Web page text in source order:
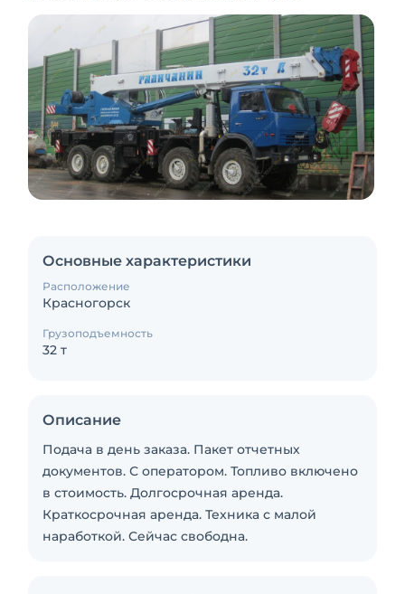
Основные характеристики
Расположение
Красногорск
Грузоподъемность
32 т
Описание
Подача в день заказа. Пакет отчетных
документов. С оператором. Топливо включено
в стоимость. Долгосрочная аренда.
Краткосрочная аренда. Техника с малой
наработкой. Сейчас свободна.